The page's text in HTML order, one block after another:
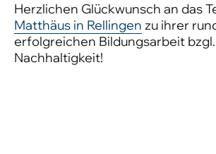
Herzlichen Glückwunsch an das
Matthäus in Rellingen zu ihrer
erfolgreichen Bildungsarbeit bzgl.
Nachhaltigkeit!